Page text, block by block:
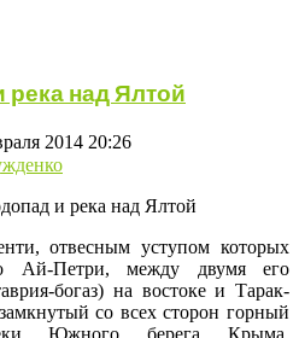
над Ялтой
2014 20:26
отвесным уступом которых
Ай-Петри, между двумя его
богаз) на востоке и Тарак-
со всех сторон горный
Южного берега Крыма,